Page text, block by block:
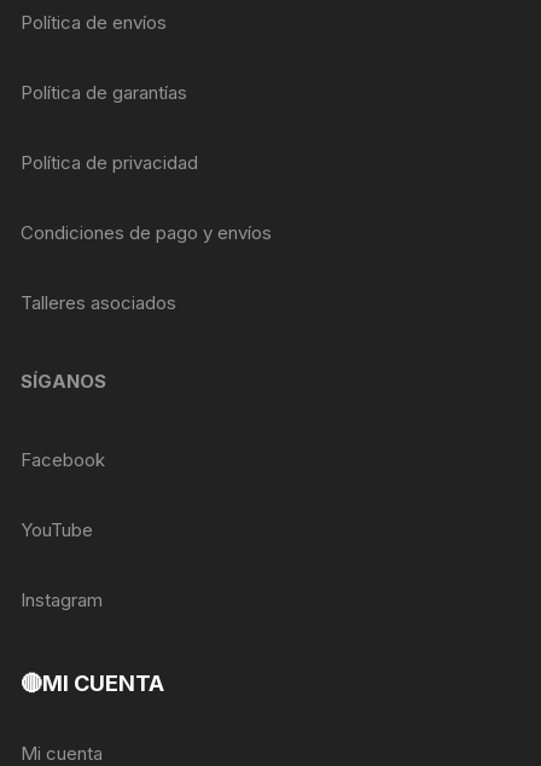
Política de envíos
Política de garantías
Política de privacidad
Condiciones de pago y envíos
Talleres asociados
SÍGANOS
Facebook
YouTube
Instagram
🔴MI CUENTA
Mi cuenta